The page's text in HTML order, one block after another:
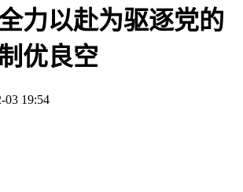
力以赴为驱逐党的
优良空
03 19:54